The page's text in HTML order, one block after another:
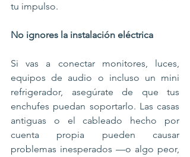
tu impulso.
No ignores la instalación eléctrica
Si vas a conectar monitores, luces,
equipos de audio o incluso un mini
refrigerador, asegúrate de que tus
enchufes puedan soportarlo. Las casas
antiguas o el cableado hecho por
cuenta propia pueden causar
problemas inesperados —o algo peor,